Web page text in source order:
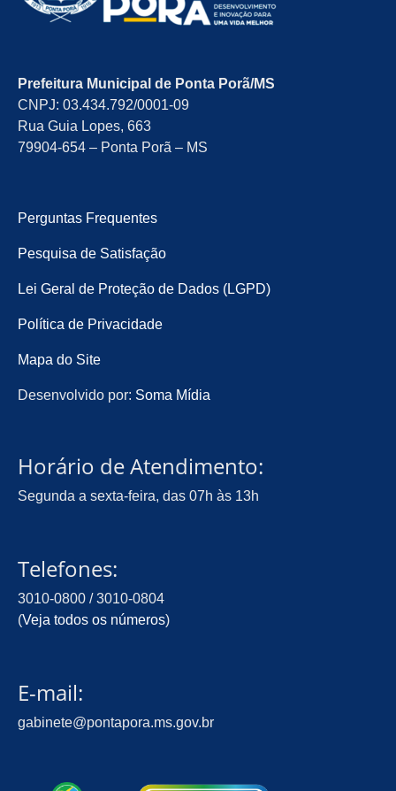
Prefeitura Municipal de Ponta Porã/MS
CNPJ: 03.434.792/0001-09
Rua Guia Lopes, 663
79904-654 – Ponta Porã – MS
Perguntas Frequentes
Pesquisa de Satisfação
Lei Geral de Proteção de Dados (LGPD)
Política de Privacidade
Mapa do Site
Desenvolvido por: Soma Mídia
Horário de Atendimento:
Segunda a sexta-feira, das 07h às 13h
Telefones:
3010-0800 / 3010-0804
(Veja todos os números)
E-mail:
gabinete@pontapora.ms.gov.br